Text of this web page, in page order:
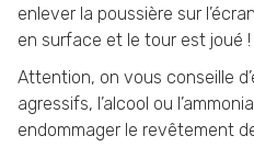
enlever la poussière sur
en surface et le tour est joué !
Attention, on vous conseille
agressifs, l’alcool ou
endommager le revêtement